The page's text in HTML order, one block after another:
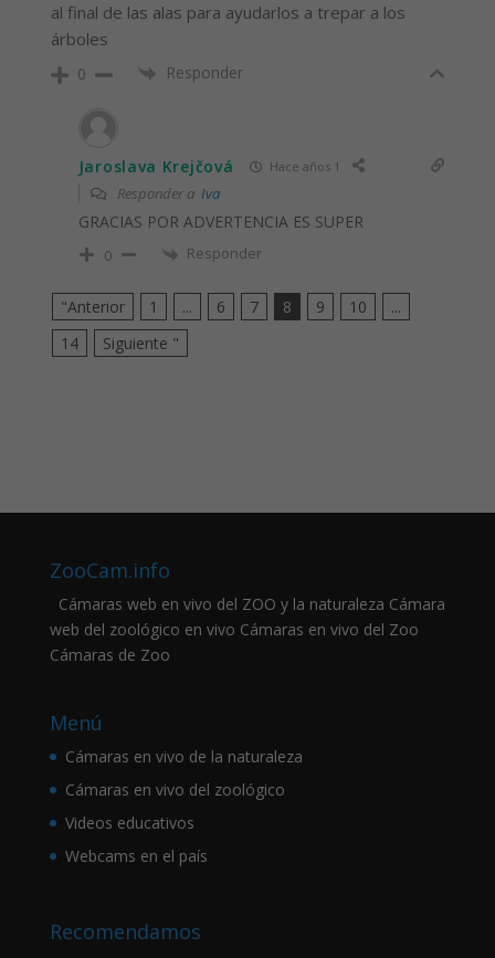
al final de las alas para ayudarlos a trepar a los
árboles
0 Responder
Jaroslava Krejčová Hace años 1
Responder a Iva
GRACIAS POR ADVERTENCIA ES SUPER
0 Responder
"Anterior 1 ... 6 7 8 9 10
...
14
Siguiente "
ZooCam.info
Cámaras web en vivo del ZOO y la naturaleza Cámara
web del zoológico en vivo Cámaras en vivo del Zoo
Cámaras de Zoo
Menú
Cámaras en vivo de la naturaleza
Cámaras en vivo del zoológico
Videos educativos
Webcams en el país
Recomendamos